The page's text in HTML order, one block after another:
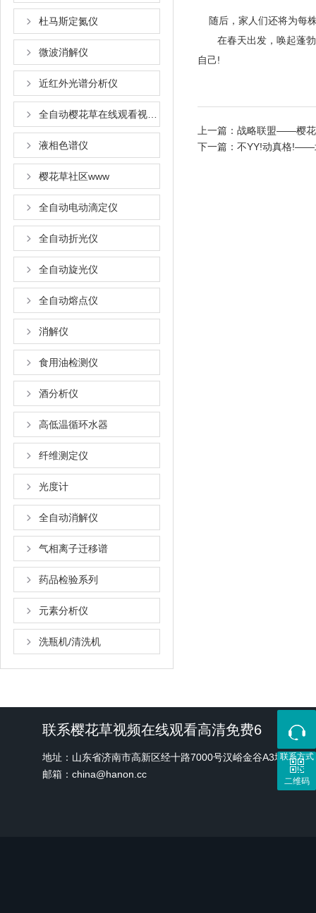
杜马斯定氮仪
微波消解仪
近红外光谱分析仪
液相色谱仪
樱花草社区www
全自动电动滴定仪
全自动折光仪
全自动旋光仪
全自动熔点仪
消解仪
食用油检测仪
酒分析仪
高低温循环水器
纤维测定仪
光度计
全自动消解仪
气相离子迁移谱
药品检验系列
元素分析仪
洗瓶机/清洗机
随后，家人们还将为
在春天出发，唤起蓬勃
自己!
上一篇： 战略联盟——樱花
下一篇： 不YY!动真格!——
联系樱花草视频在线观看高清免费6
地址：山东省济南市高新区经十路7000号汉峪金谷A3地块1号
邮箱：china@hanon.cc
联系方式
二维码